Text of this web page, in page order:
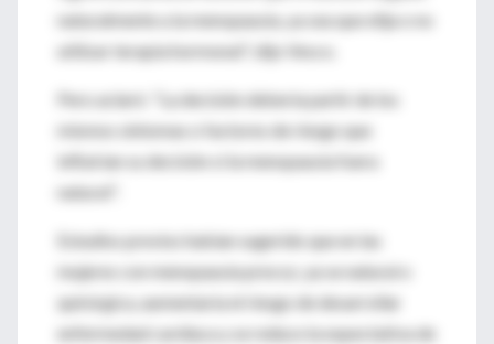
naturalmente a la menopausia, ya sea que elija o no
utilizar terapia hormonal", dijo Vesco.
Pero aclaró: "La decisión debería partir de los
mismos síntomas o factores de riesgo que
influirían su decisión si la menopausia fuera
natural".
Estudios previos habían sugerido que en las
mujeres con menopausia precoz, ya se natural o
quirúrgica, aumentaría el riesgo de desarrollar
enfermedad cardíaca y se reduce la expectativa de